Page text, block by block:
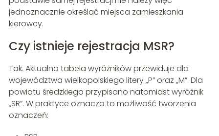
jednoznacznie określać miejsca zamieszkania
kierowcy.
Czy istnieje rejestracja MSR?
Tak. Aktualna tabela wyróżników przewiduje dla
województwa wielkopolskiego litery „P” oraz „M”. Dla
powiatu średzkiego przypisano natomiast wyróżnik
„SR”. W praktyce oznacza to możliwość tworzenia
oznaczeń: